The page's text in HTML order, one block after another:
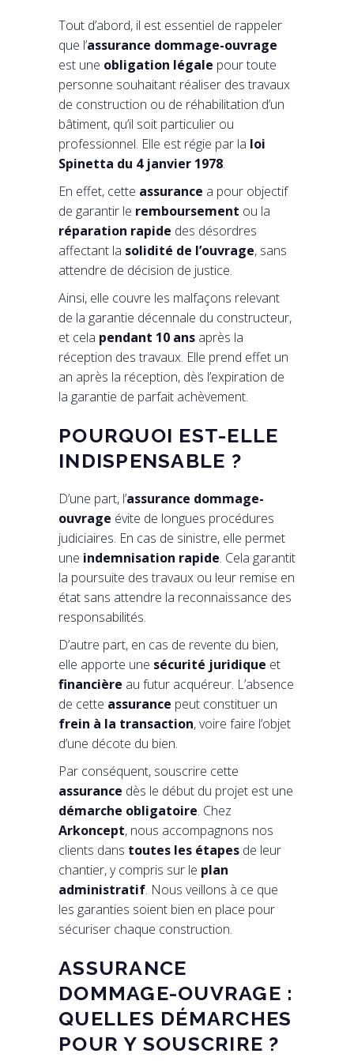
Tout d’abord, il est essentiel de rappeler
que l’assurance dommage-ouvrage
est une obligation légale pour toute
personne souhaitant réaliser des travaux
de construction ou de réhabilitation d’un
bâtiment, qu’il soit particulier ou
professionnel. Elle est régie par la loi
Spinetta du 4 janvier 1978.
En effet, cette assurance a pour objectif
de garantir le remboursement ou la
réparation rapide des désordres
affectant la solidité de l’ouvrage, sans
attendre de décision de justice.
Ainsi, elle couvre les malfaçons relevant
de la garantie décennale du constructeur,
et cela pendant 10 ans après la
réception des travaux. Elle prend effet un
an après la réception, dès l’expiration de
la garantie de parfait achèvement.
POURQUOI EST-ELLE
INDISPENSABLE ?
D’une part, l’assurance dommage-
ouvrage évite de longues procédures
judiciaires. En cas de sinistre, elle permet
une indemnisation rapide. Cela garantit
la poursuite des travaux ou leur remise en
état sans attendre la reconnaissance des
responsabilités.
D’autre part, en cas de revente du bien,
elle apporte une sécurité juridique et
financière au futur acquéreur. L’absence
de cette assurance peut constituer un
frein à la transaction, voire faire l’objet
d’une décote du bien.
Par conséquent, souscrire cette
assurance dès le début du projet est une
démarche obligatoire. Chez
Arkoncept, nous accompagnons nos
clients dans toutes les étapes de leur
chantier, y compris sur le plan
administratif. Nous veillons à ce que
les garanties soient bien en place pour
sécuriser chaque construction.
ASSURANCE
DOMMAGE-OUVRAGE :
QUELLES DÉMARCHES
POUR Y SOUSCRIRE ?